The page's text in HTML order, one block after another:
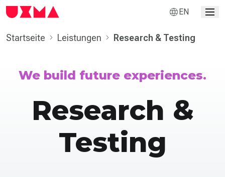
EN
Startseite Leistungen Research & Testing
We build future experiences.
Research &
Testing